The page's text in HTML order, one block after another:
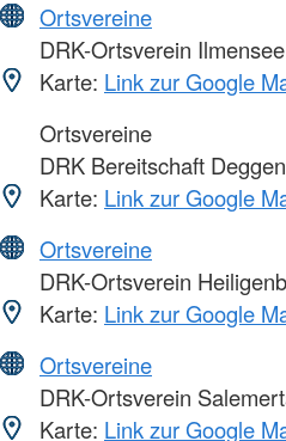
Ortsvereine
DRK-Ortsverein Ilmensee
Karte: Link zur Google
Ortsvereine
DRK Bereitschaft
Karte: Link zur Google
Ortsvereine
DRK-Ortsverein
Karte: Link zur Google
Ortsvereine
DRK-Ortsverein
Karte: Link zur Google